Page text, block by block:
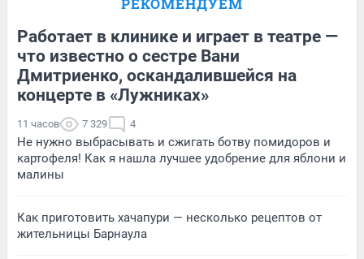
Работает в клинике и играет в театре —
что известно о сестре Вани
Дмитриенко, оскандалившейся на
концерте в «Лужниках»
11 часов 7 329 4
Не нужно выбрасывать и сжигать ботву помидоров и
картофеля! Как я нашла лучшее удобрение для яблони и
малины
Как приготовить хачапури — несколько рецептов от
жительницы Барнаула